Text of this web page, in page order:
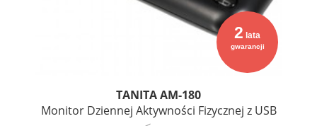
2 lata
gwarancji
TANITA AM-180
Monitor Dziennej Aktywności Fizycznej z USB